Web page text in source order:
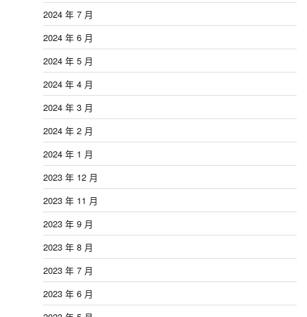
2024 年 7 月
2024 年 6 月
2024 年 5 月
2024 年 4 月
2024 年 3 月
2024 年 2 月
2024 年 1 月
2023 年 12 月
2023 年 11 月
2023 年 9 月
2023 年 8 月
2023 年 7 月
2023 年 6 月